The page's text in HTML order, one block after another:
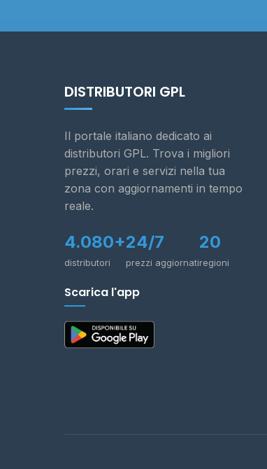
DISTRIBUTORI GPL
Il portale italiano dedicato ai
distributori GPL. Trova i migliori
prezzi, orari e servizi nella tua
zona con aggiornamenti in tempo
reale.
4.080+
distributori
24/7
prezzi aggiornati
20
regioni
Scarica l'app